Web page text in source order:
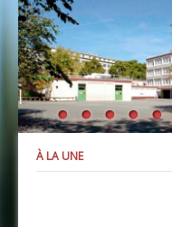
À LA UNE